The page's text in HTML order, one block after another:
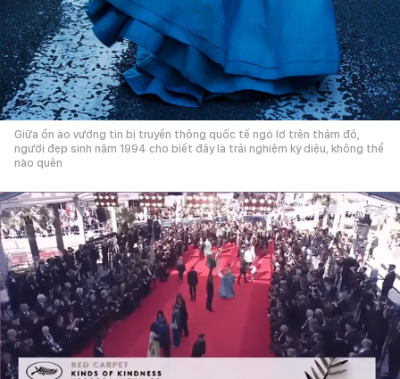
Giữa ồn ào vướng tin bị truyền thông quốc tế ngó lơ trên thảm đỏ,
người đẹp sinh năm 1994 cho biết đây là trải nghiệm kỳ diệu, không thể
nào quên